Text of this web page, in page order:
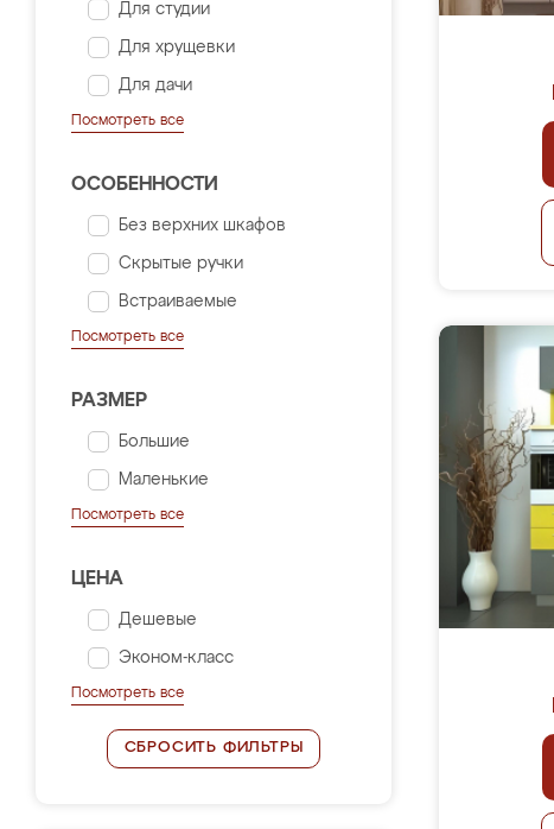
Для студии
Для хрущевки
Для дачи
Посмотреть все
ОСОБЕННОСТИ
Без верхних шкафов
Скрытые ручки
Встраиваемые
Посмотреть все
РАЗМЕР
Большие
Маленькие
Посмотреть все
ЦЕНА
Дешевые
Эконом-класс
Посмотреть все
СБРОСИТЬ ФИЛЬТРЫ